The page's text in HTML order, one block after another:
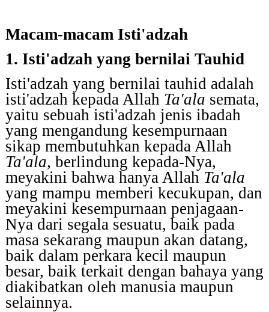
Macam-macam Isti'adzah
1. Isti'adzah yang bernilai Tauhid
Isti'adzah yang bernilai tauhid adalah
isti'adzah kepada Allah Ta'ala semata,
yaitu sebuah isti'adzah jenis ibadah
yang mengandung kesempurnaan
sikap membutuhkan kepada Allah
Ta'ala, berlindung kepada-Nya,
meyakini bahwa hanya Allah Ta'ala
yang mampu memberi kecukupan, dan
meyakini kesempurnaan penjagaan-
Nya dari segala sesuatu, baik pada
masa sekarang maupun akan datang,
baik dalam perkara kecil maupun
besar, baik terkait dengan bahaya yang
diakibatkan oleh manusia maupun
selainnya.